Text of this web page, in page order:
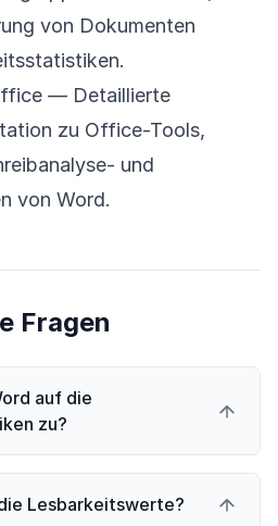
von Dokumenten
— Detaillierte
zu Office-Tools,
und
von Word.
Fragen
auf die
zu?
Lesbarkeitswerte?